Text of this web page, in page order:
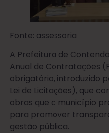
Fonte: assessoria
A Prefeitura de
Anual de Contratações
obrigatório, introduzido
Lei de Licitações), que
obras que o município
para promover
gestão pública.